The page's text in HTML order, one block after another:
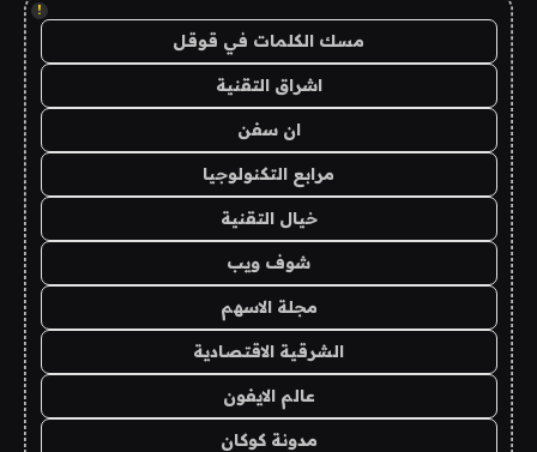
!
مسك الكلمات في قوقل
اشراق التقنية
ان سفن
مرابع التكنولوجيا
خيال التقنية
شوف ويب
مجلة الاسهم
الشرقية الاقتصادية
عالم الايفون
مدونة كوكان